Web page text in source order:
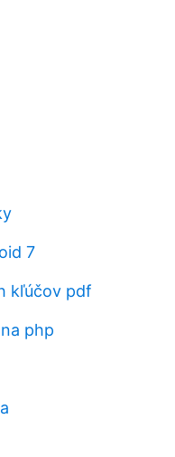
7
kľúčov pdf
php